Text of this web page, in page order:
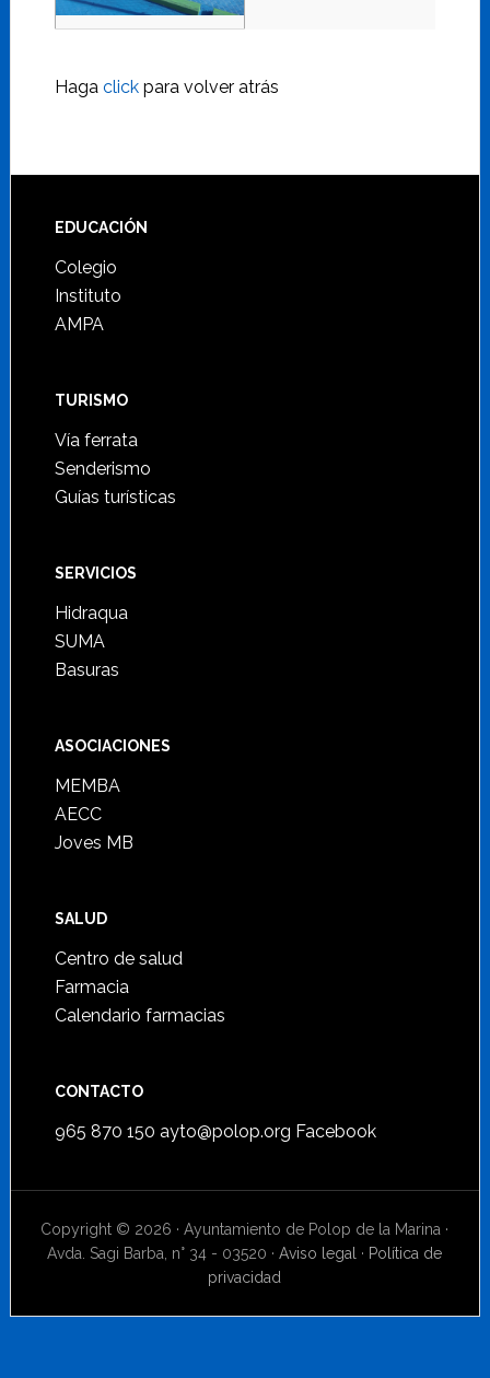
Haga clickpara volver atrás
Footer
EDUCACIÓN
Colegio
Instituto
AMPA
TURISMO
Vía ferrata
Senderismo
Guías turísticas
SERVICIOS
Hidraqua
SUMA
Basuras
ASOCIACIONES
MEMBA
AECC
Joves MB
SALUD
Centro de salud
Farmacia
Calendario farmacias
CONTACTO
965 870 150 ayto@polop.org Facebook
Copyright © 2026 · Ayuntamiento de Polop de la Marina ·
Avda. Sagi Barba, n° 34 - 03520 ·Aviso legal · Política de
privacidad